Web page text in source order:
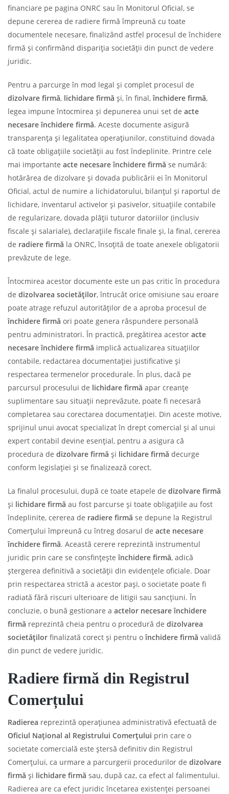
financiare pe pagina ONRC sau în Monitorul Oficial, se
depune cererea de radiere firmă împreună cu toate
documentele necesare, finalizând astfel procesul de închidere
firmă și confirmând dispariția societății din punct de vedere
juridic.
Pentru a parcurge în mod legal și complet procesul de
dizolvare firmă, lichidare firmă și, în final,închidere firmă,
legea impune întocmirea și depunerea unui set de acte
necesare închidere firmă. Aceste documente asigură
transparența și legalitatea operațiunilor, constituind dovada
că toate obligațiile societății au fost îndeplinite. Printre cele
mai importante acte necesare închidere firmă se numără:
hotărârea de dizolvare și dovada publicării ei în Monitorul
Oficial, actul de numire a lichidatorului, bilanțul și raportul de
lichidare, inventarul activelor și pasivelor, situațiile contabile
de regularizare, dovada plății tuturor datoriilor (inclusiv
fiscale și salariale), declarațiile fiscale finale și, la final, cererea
de radiere firmă la ONRC, însoțită de toate anexele obligatorii
prevăzute de lege.
Întocmirea acestor documente este un pas critic în procedura
de dizolvarea societăților, întrucât orice omisiune sau eroare
poate atrage refuzul autorităților de a aproba procesul de
închidere firmă ori poate genera răspundere personală
pentru administratori. În practică, pregătirea acestor acte
necesare închidere firmă implică actualizarea situațiilor
contabile, redactarea documentației justificative și
respectarea termenelor procedurale. În plus, dacă pe
parcursul procesului de lichidare firmă apar creanțe
suplimentare sau situații neprevăzute, poate fi necesară
completarea sau corectarea documentației. Din aceste motive,
sprijinul unui avocat specializat în drept comercial și al unui
expert contabil devine esențial, pentru a asigura că
procedura de dizolvare firmă și lichidare firmă decurge
conform legislației și se finalizează corect.
La finalul procesului, după ce toate etapele de dizolvare firmă
și lichidare firmă au fost parcurse și toate obligațiile au fost
îndeplinite, cererea de radiere firmă se depune la Registrul
Comerțului împreună cu întreg dosarul de acte necesare
închidere firmă. Această cerere reprezintă instrumentul
juridic prin care se consfințeșteînchidere firmă, adică
ștergerea definitivă a societății din evidențele oficiale. Doar
prin respectarea strictă a acestor pași, o societate poate fi
radiată fără riscuri ulterioare de litigii sau sancțiuni. În
concluzie, o bună gestionare a actelor necesare închidere
firmă reprezintă cheia pentru o procedură de dizolvarea
societăților finalizată corect și pentru oînchidere firmă validă
din punct de vedere juridic.
Radiere firmă din Registrul
Comerțului
Radierea reprezintă operațiunea administrativă efectuată de
Oficiul Național al Registrului Comerțului prin care o
societate comercială este ștersă definitiv din Registrul
Comerțului, ca urmare a parcurgerii procedurilor de dizolvare
firmă și lichidare firmă sau, după caz, ca efect al falimentului.
Radierea are ca efect juridic încetarea existenței persoanei